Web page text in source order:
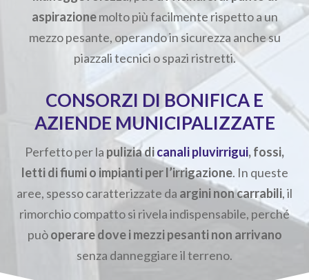
aspirazionemolto più facilmente rispetto a un
mezzo pesante, operando in sicurezza anche su
piazzali tecnici o spazi ristretti.
CONSORZI DI BONIFICA E
AZIENDE MUNICIPALIZZATE
Perfetto per la pulizia dicanali pluvirrigui, fossi,
letti di fiumi o impianti per l’irrigazione. In queste
aree, spesso caratterizzate da argini non carrabili, il
rimorchio compatto si rivela indispensabile, perché
puòoperare dove i mezzi pesanti non arrivano
senza danneggiare il terreno.